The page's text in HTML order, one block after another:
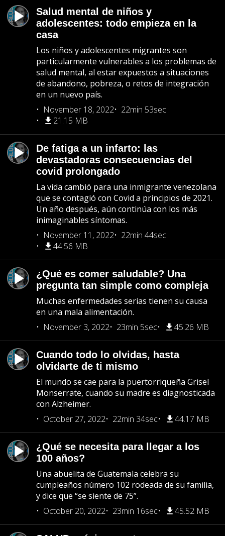
Salud mental de niños y
adolescentes: todo empieza en la
casa
Los niños y adolescentes migrantes son
particularmente vulnerables a los problemas de
salud mental, al estar expuestos a situaciones
de abandono, pobreza, o retos de integración
en un nuevo país.
November 18, 2022
22min 53sec
21.15 MB
De fatiga a un infarto: las
devastadoras consecuencias del
covid prolongado
La vida cambió para una inmigrante venezolana
que se contagió con Covid a principios de 2021.
Un año después, aún continúa con los más
inimaginables síntomas.
November 11, 2022
22min 44sec
44.56 MB
¿Qué es comer saludable? Una
pregunta tan simple como compleja
Muchas enfermedades serias tienen su causa
en una mala alimentación.
November 3, 2022
23min 5sec 45.26 MB
Cuando todo lo olvidas, hasta
olvidarte de ti mismo
El mundo se cae para la puertorriqueña Grisel
Monserrate, cuando su madre es diagnosticada
con Alzheimer.
October 27, 2022
22min 34sec 44.17 MB
¿Qué se necesita para llegar a los
100 años?
Una abuelita de Guatemala celebra su
cumpleaños número 102 rodeada de su familia,
y dice que “se siente de 75”.
October 20, 2022
23min 16sec 45.52 MB